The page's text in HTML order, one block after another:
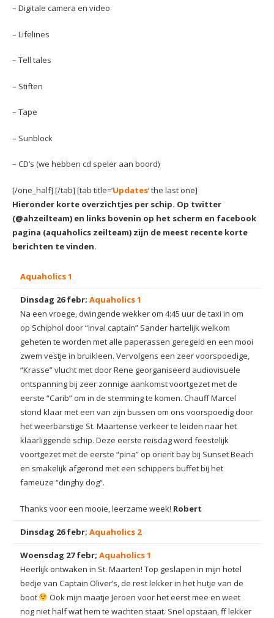
– Digitale camera en video
– Lifelines
– Tell tales
– Stiften
– Tape
– Sunblock
– CD’s (we hebben cd speler aan boord)
[/one_half] [/tab] [tab title=’Updates‘ the last one]
Hieronder korte overzichtjes per schip. Op twitter
(@ahzeilteam) en links bovenin op het scherm en facebook
pagina (aquaholics zeilteam) zijn de meest recente korte
berichten te vinden.
Aquaholics 1
Dinsdag 26 febr; Aquaholics 1
Na een vroege, dwingende wekker om 4:45 uur de taxi in om
op Schiphol door “inval captain” Sander hartelijk welkom
geheten te worden met alle paperassen geregeld en een mooi
zwem vestje in bruikleen. Vervolgens een zeer voorspoedige,
“Krasse” vlucht met door Rene georganiseerd audiovisuele
ontspanning bij zeer zonnige aankomst voortgezet met de
eerste “Carib” om in de stemming te komen. Chauff Marcel
stond klaar met een van zijn bussen om ons voorspoedig door
het weerbarstige St. Maartense verkeer te leiden naar het
klaarliggende schip. Deze eerste reisdag werd feestelijk
voortgezet met de eerste “pina” op orient bay bij Sunset Beach
en smakelijk afgerond met een schippers buffet bij het
fameuze “dinghy dog”.
Thanks voor een mooie, leerzame week! Robert
Dinsdag 26 febr; Aquaholics 2
Woensdag 27 febr; Aquaholics 1
Heerlijk ontwaken in St. Maarten! Top geslapen in mijn hotel
bedje van Captain Oliver’s, de rest lekker in het hutje van de
boot
Ook mijn maatje Jeroen voor het eerst mee en weet
nog niet half wat hem te wachten staat. Snel opstaan, ff lekker